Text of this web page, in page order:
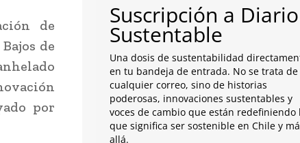
de
de
por
Suscripción a Diario
Sustentable
Una dosis de sustentabilidad
en tu bandeja de entrada. No se trata de
cualquier correo, sino de historias
poderosas, innovaciones sustentables y
voces de cambio que están redefiniendo
que significa ser sostenible en Chile y
allá.